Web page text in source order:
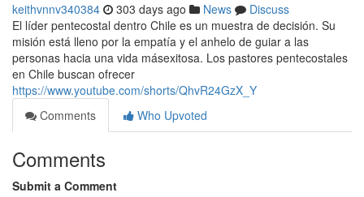
keithvnnv340384 303 days ago News
Discuss
El líder pentecostal dentro Chile es un muestra de decisión. Su
misión está lleno por la empatía y el anhelo de guiar a las
personas hacia una vida másexitosa. Los pastores pentecostales
en Chile buscan ofrecer
https://www.youtube.com/shorts/QhvR24GzX_Y
Comments
Who Upvoted
Comments
Submit a Comment